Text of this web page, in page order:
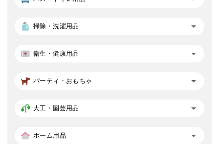
掃除・洗濯用品
衛生・健康用品
パーティ・おもちゃ
大工・園芸用品
ホーム用品